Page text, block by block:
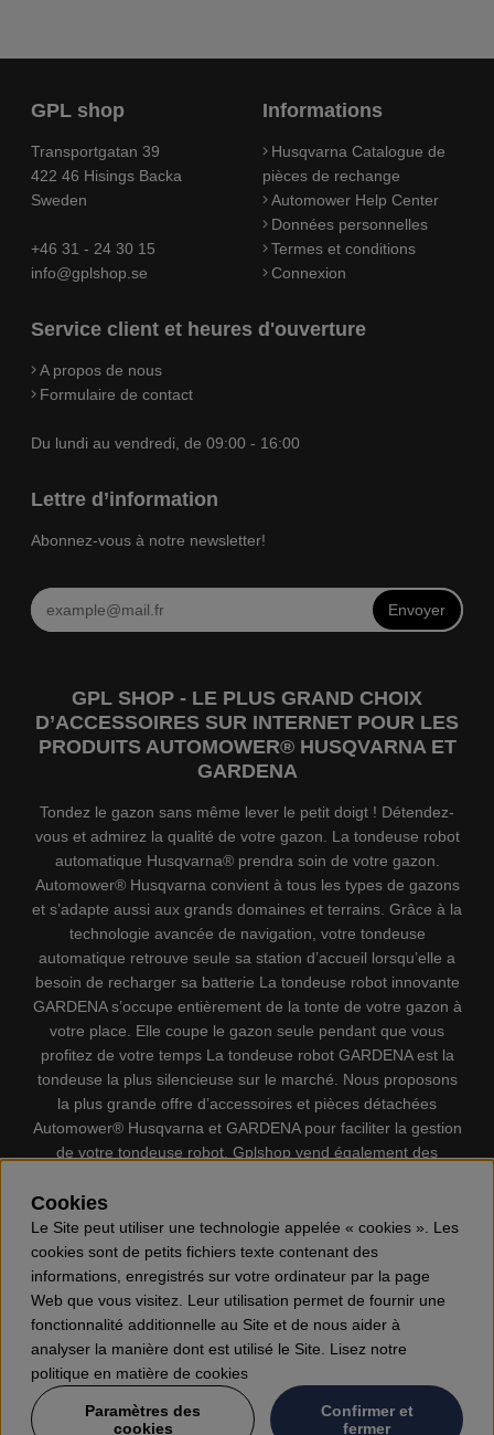
GPL shop
Transportgatan 39
422 46 Hisings Backa
Sweden
+46 31 - 24 30 15
info@gplshop.se
Informations
Husqvarna Catalogue de
pièces de rechange
Automower Help Center
Données personnelles
Termes et conditions
Connexion
Service client et heures d'ouverture
A propos de nous
Formulaire de contact
Du lundi au vendredi, de 09:00 - 16:00
Lettre d’information
Abonnez-vous à notre newsletter!
Envoyer
GPL SHOP - LE PLUS GRAND CHOIX
D’ACCESSOIRES SUR INTERNET POUR LES
PRODUITS AUTOMOWER® HUSQVARNA ET
GARDENA
Tondez le gazon sans même lever le petit doigt ! Détendez-
vous et admirez la qualité de votre gazon. La tondeuse robot
automatique Husqvarna® prendra soin de votre gazon.
Automower® Husqvarna convient à tous les types de gazons
et s’adapte aussi aux grands domaines et terrains. Grâce à la
technologie avancée de navigation, votre tondeuse
automatique retrouve seule sa station d’accueil lorsqu’elle a
besoin de recharger sa batterie La tondeuse robot innovante
GARDENA s’occupe entièrement de la tonte de votre gazon à
votre place. Elle coupe le gazon seule pendant que vous
profitez de votre temps La tondeuse robot GARDENA est la
tondeuse la plus silencieuse sur le marché. Nous proposons
la plus grande offre d’accessoires et pièces détachées
Automower® Husqvarna et GARDENA pour faciliter la gestion
de votre tondeuse robot. Gplshop vend également des
individuel, Coupe-bordures, Débroussailleuses, Taille haies,
Motoculteurs, Souffleur, Souffleuses à neige, Nettoyeurs
haute pression, Aspirateur, Découpeuses, Haches, Outils
forestiers, Lubrifiants, Carburants, Jouets ETC.
Cookies
Le Site peut utiliser une technologie appelée « cookies ». Les
cookies sont de petits fichiers texte contenant des
informations, enregistrés sur votre ordinateur par la page
Web que vous visitez. Leur utilisation permet de fournir une
fonctionnalité additionnelle au Site et de nous aider à
analyser la manière dont est utilisé le Site. Lisez notre
politique en matière de cookies
Paramètres des
cookies
Confirmer et
fermer